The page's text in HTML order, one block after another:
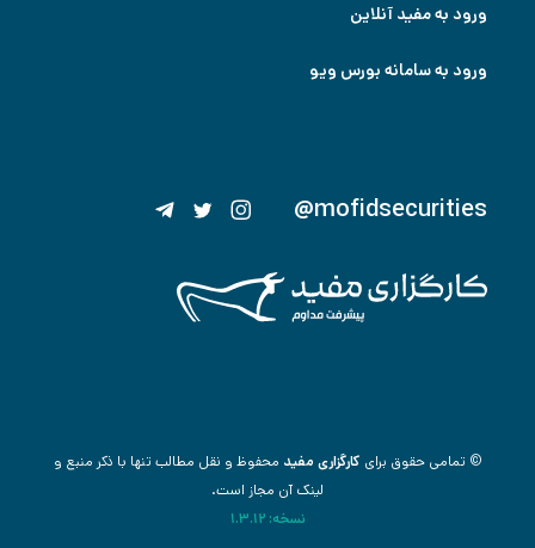
@mofidsecurities
ورود به مفید آنلاین
ورود به سامانه بورس ویو
© تمامی حقوق برای کارگزاری مفید محفوظ و نقل مطالب تنها با ذکر منبع و
لینک آن مجاز است.
نسخه: 1.3.12